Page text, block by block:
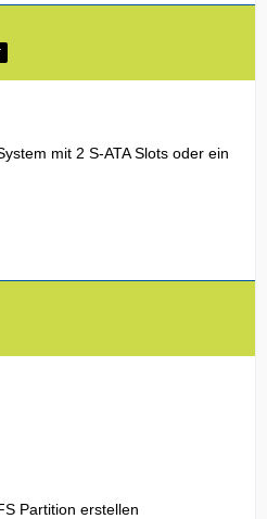
mit 2 S-ATA Slots oder ein
Partition erstellen